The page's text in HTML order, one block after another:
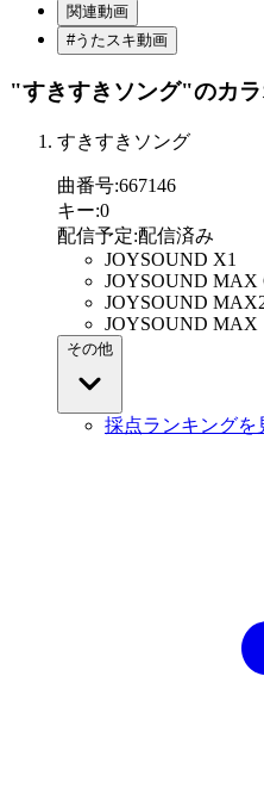
関連動画
#うたスキ動画
"すきすきソング"のカ
すきすきソング
曲番号:667146
キー:0
配信予定:配信済み
JOYSOUND X1
JOYSOUND MAX
JOYSOUND
JOYSOUND MAX
その他
採点ランキングを